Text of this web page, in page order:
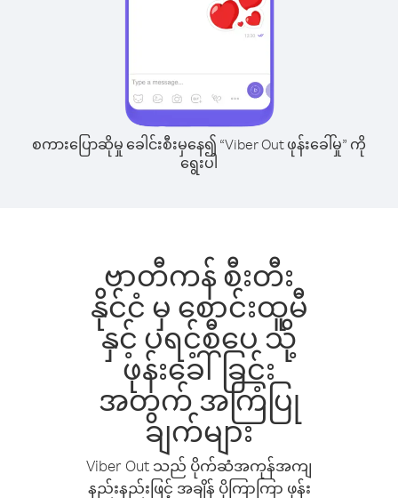
စကားပြောဆိုမှု ခေါင်းစီးမှနေ၍ “Viber Out ဖုန်းခေါ်မှု” ကို
ရွေးပါ
ဗာတီကန် စီးတီး
နိုင်ငံ မှ စောင်းထူမီ
နှင့် ပရင့်စီပေ သို့
ဖုန်းခေါ်ခြင်း
အတွက် အကြံပြု
ချက်များ
Viber Out သည် ပိုက်ဆံအကုန်အကျ
နည်းနည်းဖြင့် အချိန် ပိုကြာကြာ ဖုန်း